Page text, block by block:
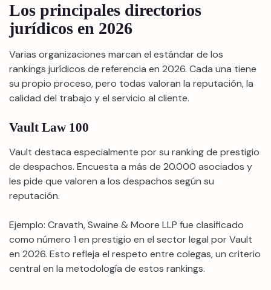
Los principales directorios
jurídicos en 2026
Varias organizaciones marcan el estándar de los
rankings jurídicos de referencia en 2026. Cada una tiene
su propio proceso, pero todas valoran la reputación, la
calidad del trabajo y el servicio al cliente.
Vault Law 100
Vault destaca especialmente por su ranking de prestigio
de despachos. Encuesta a más de 20.000 asociados y
les pide que valoren a los despachos según su
reputación.
Ejemplo: Cravath, Swaine & Moore LLP fue clasificado
como número 1 en prestigio en el sector legal por Vault
en 2026. Esto refleja el respeto entre colegas, un criterio
central en la metodología de estos rankings.